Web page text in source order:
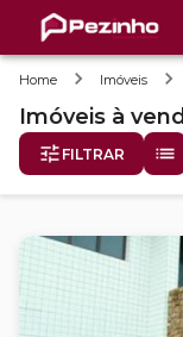
Home Imóveis
Imóveis à
FILTRAR